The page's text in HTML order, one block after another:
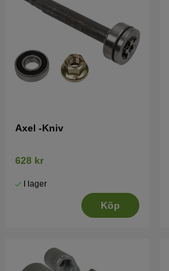
Axel -Kniv
628 kr
I lager
Köp